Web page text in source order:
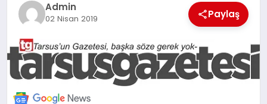
Admin
02 Nisan 2019 Paylaş